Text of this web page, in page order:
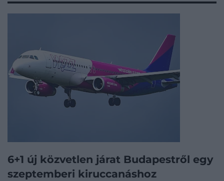
6+1 új közvetlen járat Budapestről egy
szeptemberi kiruccanáshoz